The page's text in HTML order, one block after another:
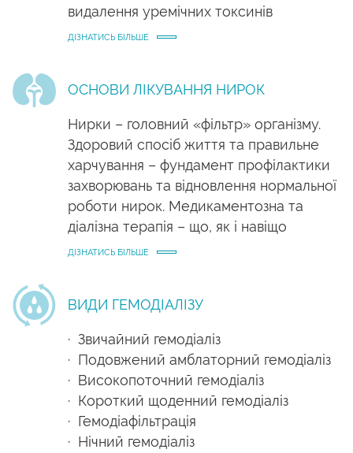
видалення уремічних токсинів
ДІЗНАТИСЬ БІЛЬШЕ
ОСНОВИ ЛІКУВАННЯ НИРОК
Нирки – головний «фільтр» організму.
Здоровий спосіб життя та правильне
харчування – фундамент профілактики
захворювань та відновлення нормальної
роботи нирок. Медикаментозна та
діалізна терапія – що, як і навіщо
ДІЗНАТИСЬ БІЛЬШЕ
ВИДИ ГЕМОДІАЛІЗУ
· Звичайний гемодіаліз
· Подовжений амблаторний гемодіаліз
· Високопоточний гемодіаліз
· Короткий щоденний гемодіаліз
· Гемодіафільтрація
· Нічний гемодіаліз